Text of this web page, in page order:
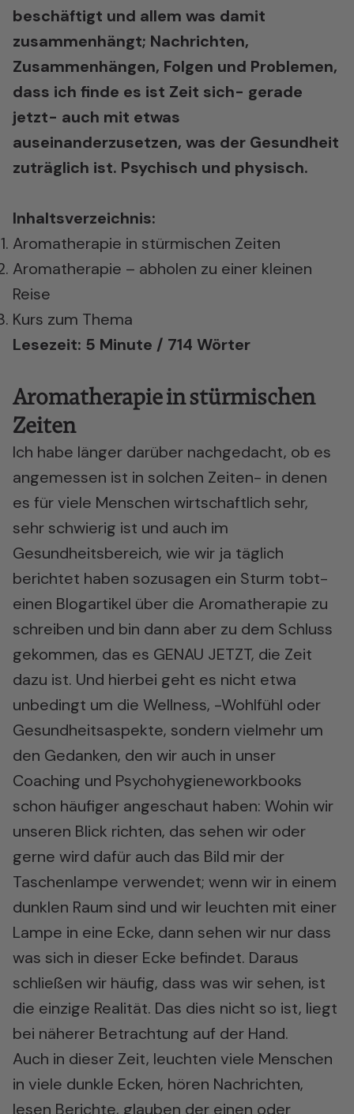
beschäftigt und allem was damit
zusammenhängt; Nachrichten,
Zusammenhängen, Folgen und Problemen,
dass ich finde es ist Zeit sich- gerade
jetzt- auch mit etwas
auseinanderzusetzen, was der Gesundheit
zuträglich ist. Psychisch und physisch.
Inhaltsverzeichnis:
Aromatherapie in stürmischen Zeiten
Aromatherapie – abholen zu einer kleinen
Reise
Kurs zum Thema
Lesezeit: 5 Minute / 714 Wörter
Aromatherapie in stürmischen
Zeiten
Ich habe länger darüber nachgedacht, ob es
angemessen ist in solchen Zeiten- in denen
es für viele Menschen wirtschaftlich sehr,
sehr schwierig ist und auch im
Gesundheitsbereich, wie wir ja täglich
berichtet haben sozusagen ein Sturm tobt-
einen Blogartikel über die Aromatherapie zu
schreiben und bin dann aber zu dem Schluss
gekommen, das es GENAU JETZT, die Zeit
dazu ist. Und hierbei geht es nicht etwa
unbedingt um die Wellness, -Wohlfühl oder
Gesundheitsaspekte, sondern vielmehr um
den Gedanken, den wir auch in unser
Coaching und Psychohygieneworkbooks
schon häufiger angeschaut haben: Wohin wir
unseren Blick richten, das sehen wir oder
gerne wird dafür auch das Bild mir der
Taschenlampe verwendet; wenn wir in einem
dunklen Raum sind und wir leuchten mit einer
Lampe in eine Ecke, dann sehen wir nur dass
was sich in dieser Ecke befindet. Daraus
schließen wir häufig, dass was wir sehen, ist
die einzige Realität. Das dies nicht so ist, liegt
bei näherer Betrachtung auf der Hand.
Auch in dieser Zeit, leuchten viele Menschen
in viele dunkle Ecken, hören Nachrichten,
lesen Berichte, glauben der einen oder